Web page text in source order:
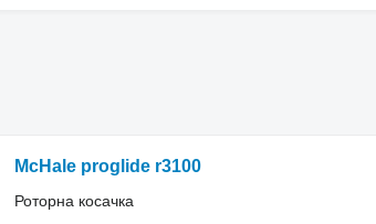
McHale proglide r3100
Роторна косачка